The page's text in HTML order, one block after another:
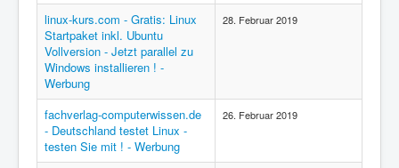
linux-kurs.com - Gratis: Linux
Startpaket inkl. Ubuntu
Vollversion - Jetzt parallel zu
Windows installieren ! -
Werbung
28. Februar 2019
fachverlag-computerwissen.de
- Deutschland testet Linux -
testen Sie mit ! - Werbung
26. Februar 2019